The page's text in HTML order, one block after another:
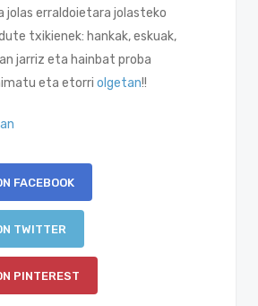
jolas erraldoietara jolasteko
txikienek: hankak, eskuak,
jarriz eta hainbat proba
eta etorri olgetan!!
FACEBOOK
TWITTER
PINTEREST